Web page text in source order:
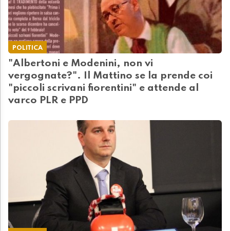
POLITICA
"Albertoni e Modenini, non vi
vergognate?". Il Mattino se la prende coi
"piccoli scrivani fiorentini" e attende al
varco PLR e PPD